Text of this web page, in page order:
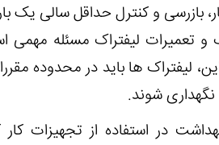
بازرسی و کنترل حداقل سالی یک
لیفتراک مسئله مهمی
لیفتراک ها باید در محدوده
شوند.
در استفاده از تجهیزات